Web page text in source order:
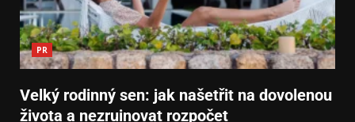
PR
Velký rodinný sen: jak našetřit na dovolenou
života a nezruinovat rozpočet